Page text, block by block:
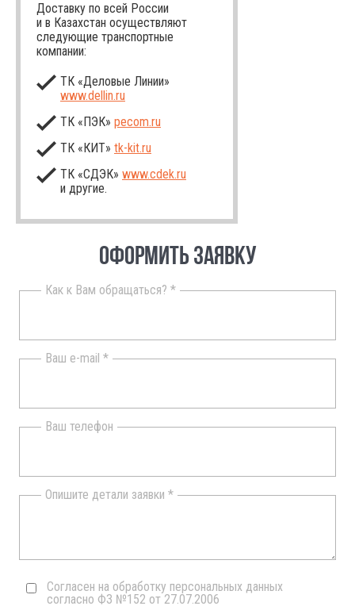
Доставку по всей России
и в Казахстан осуществляют
следующие транспортные
компании:
ТК «Деловые Линии»
www.dellin.ru
ТК «ПЭК» pecom.ru
ТК «КИТ» tk-kit.ru
ТК «СДЭК» www.cdek.ru
и другие.
ОФОРМИТЬ ЗАЯВКУ
Как к Вам обращаться? *
Ваш e-mail *
Ваш телефон
Опишите детали заявки *
Согласен на обработку персональных данных
согласно ФЗ №152 от 27.07.2006